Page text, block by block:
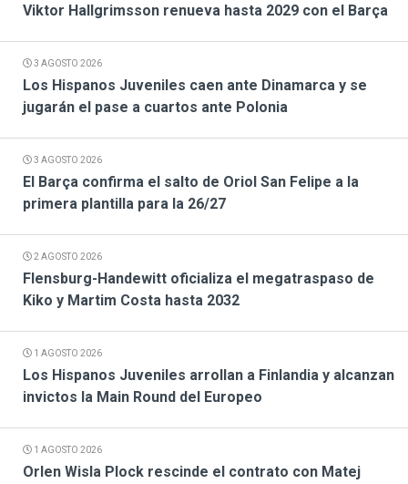
Viktor Hallgrimsson renueva hasta 2029 con el Barça
3 AGOSTO 2026
Los Hispanos Juveniles caen ante Dinamarca y se
jugarán el pase a cuartos ante Polonia
3 AGOSTO 2026
El Barça confirma el salto de Oriol San Felipe a la
primera plantilla para la 26/27
2 AGOSTO 2026
Flensburg-Handewitt oficializa el megatraspaso de
Kiko y Martim Costa hasta 2032
1 AGOSTO 2026
Los Hispanos Juveniles arrollan a Finlandia y alcanzan
invictos la Main Round del Europeo
1 AGOSTO 2026
Orlen Wisla Plock rescinde el contrato con Matej